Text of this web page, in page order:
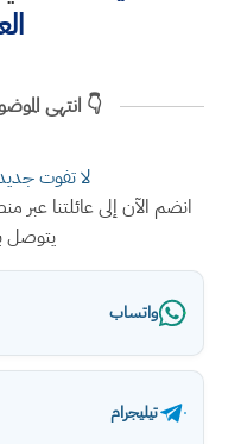
👇 انتهى
لا تفوت
انضم الآن إلى عائلتنا
يتوصل
واتساب
تيليجرام